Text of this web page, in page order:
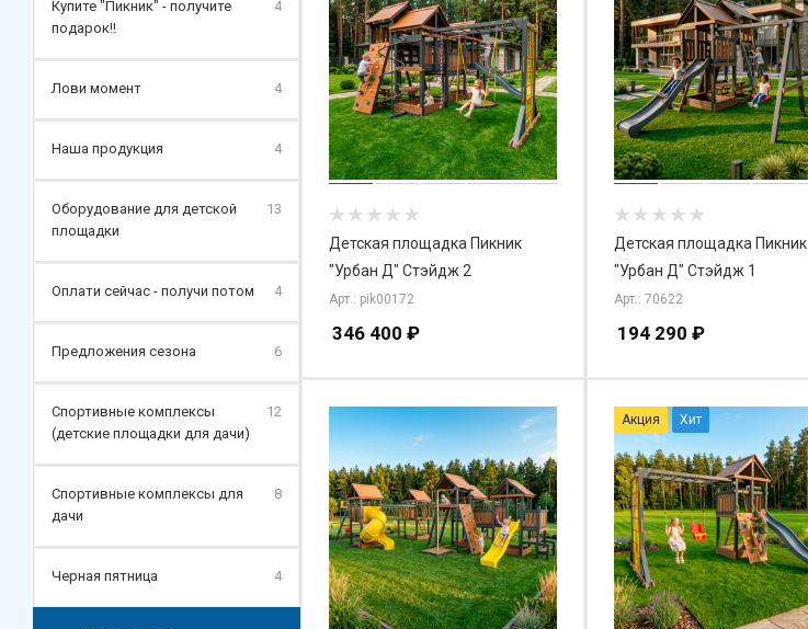
Детская площадка Пикник
"Урбан Д" Стэйдж 2
Арт.: pik00172
346 400 ₽
Детская площадка Пикник
"Урбан Д" Стэйдж 1
Арт.: 70622
194 290 ₽
Акция Хит
Купите "Пикник" - получите
подарок!!
4
Лови момент 4
Наша продукция 4
Оборудование для детской
площадки
13
Оплати сейчас - получи потом 4
Предложения сезона 6
Спортивные комплексы
(детские площадки для дачи)
12
Спортивные комплексы для
дачи
8
Черная пятница 4